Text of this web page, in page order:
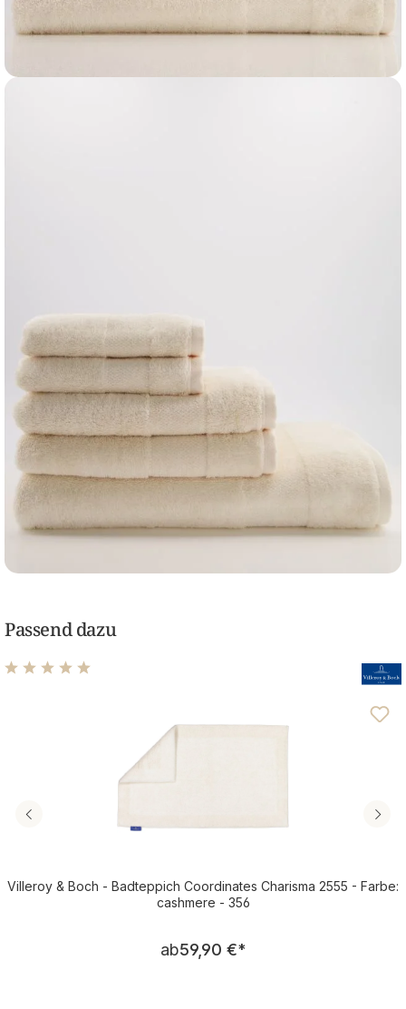
Passend dazu
Villeroy & Boch - Badteppich Coordinates Charisma 2555 - Farbe:
cashmere - 356
Regulärer Preis:
ab59,90 €*